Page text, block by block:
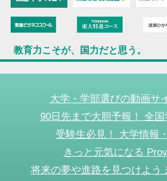
教育力こそが、国力だと思う。
大学・学部選びの動画サ
90日先まで大胆予報！ 全
受験生必見！ 大学情報
きっと元気になる
将来の夢や進路を見つけよう